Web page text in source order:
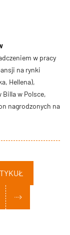
w pracy
na rynki
Hellena),
w Polsce,
nagrodzonych na